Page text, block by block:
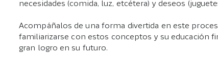
necesidades (comida, luz, etcétera) y deseos
Acompáñalos de una forma divertida en este
familiarizarse con estos conceptos y su educación
gran logro en su futuro.